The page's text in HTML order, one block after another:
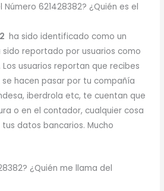
621428382? ¿Quién es el
ha sido identificado como un
sido reportado por usuarios como
usuarios reportan que recibes
hacen pasar por tu compañía
iberdrola etc, te cuentan que
o en el contador, cualquier cosa
datos bancarios. Mucho
¿Quién me llama del